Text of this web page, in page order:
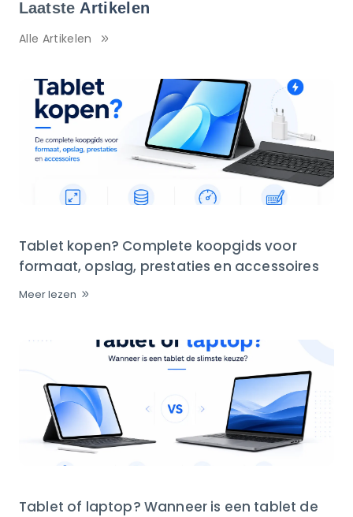
Laatste Artikelen
Alle Artikelen
Tablet kopen? Complete koopgids voor
formaat, opslag, prestaties en accessoires
Meer lezen
Tablet of laptop? Wanneer is een tablet de